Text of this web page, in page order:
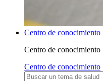
Centro de conocimiento
Centro de conocimiento
Centro de conocimiento